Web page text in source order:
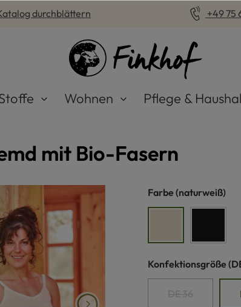
durchblättern +49 75
Wohnen Pflege &
mit Bio-Fasern
Farbe auswählen
(naturweiß)
Konfektionsgröße
DE 36
(Diese Option